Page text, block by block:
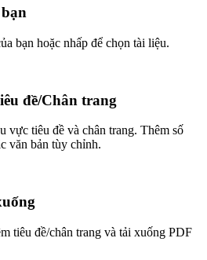
bạn hoặc nhấp để chọn tài liệu.
đề/Chân trang
vực tiêu đề và chân trang. Thêm số
văn bản tùy chỉnh.
tiêu đề/chân trang và tải xuống PDF